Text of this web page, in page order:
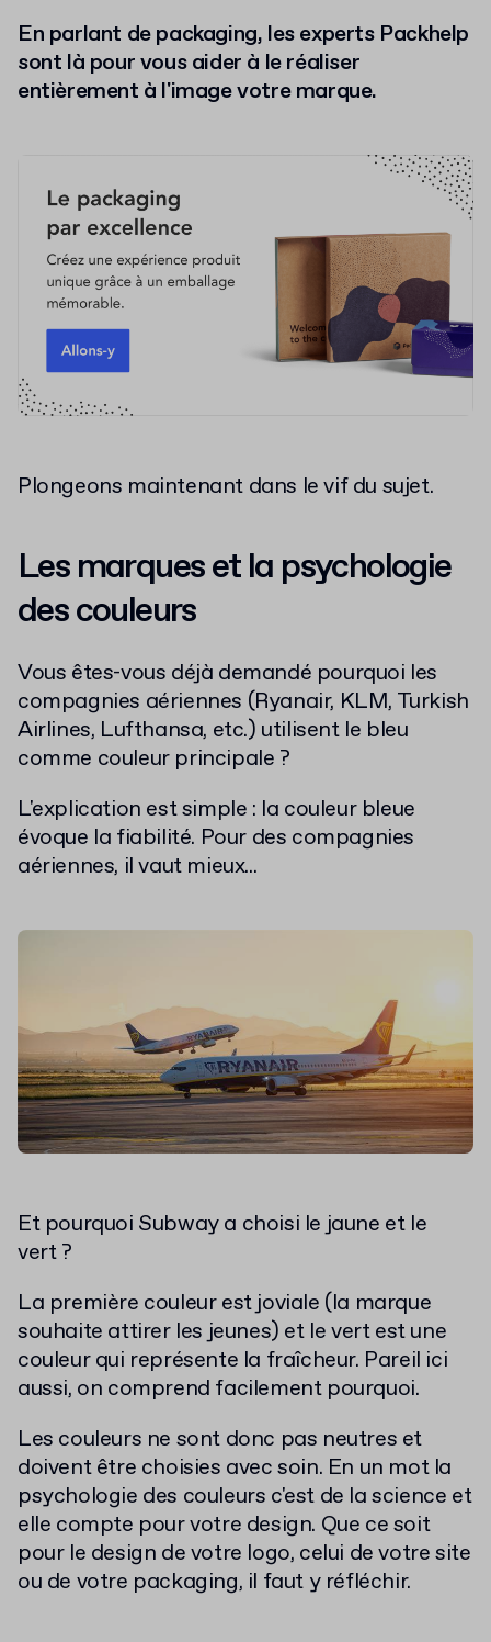
En parlant de packaging, les experts Packhelp
sont là pour vous aider à le réaliser
entièrement à l'image votre marque.
Plongeons maintenant dans le vif du sujet.
Les marques et la psychologie
des couleurs
Vous êtes-vous déjà demandé pourquoi les
compagnies aériennes (Ryanair, KLM, Turkish
Airlines, Lufthansa, etc.) utilisent le bleu
comme couleur principale ?
L'explication est simple : la couleur bleue
évoque la fiabilité. Pour des compagnies
aériennes, il vaut mieux...
Et pourquoi Subway a choisi le jaune et le
vert ?
La première couleur est joviale (la marque
souhaite attirer les jeunes) et le vert est une
couleur qui représente la fraîcheur. Pareil ici
aussi, on comprend facilement pourquoi.
Les couleurs ne sont donc pas neutres et
doivent être choisies avec soin. En un mot la
psychologie des couleurs c'est de la science et
elle compte pour votre design. Que ce soit
pour le design de votre logo, celui de votre site
ou de votre packaging, il faut y réfléchir.